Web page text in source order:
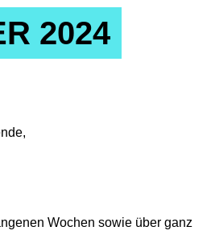
2024
Wochen sowie über ganz